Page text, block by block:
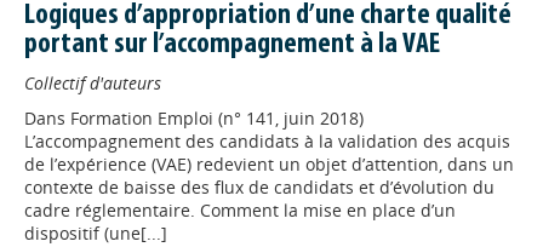
Logiques d’appropriation d’une charte qualité
portant sur l’accompagnement à la VAE
Collectif d'auteurs
Dans Formation Emploi (n° 141, juin 2018)
L’accompagnement des candidats à la validation des acquis
de l’expérience (VAE) redevient un objet d’attention, dans un
contexte de baisse des flux de candidats et d’évolution du
cadre réglementaire. Comment la mise en place d’un
dispositif (une[...]